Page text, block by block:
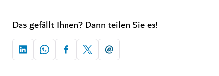
Das gefällt Ihnen? Dann teilen Sie es!